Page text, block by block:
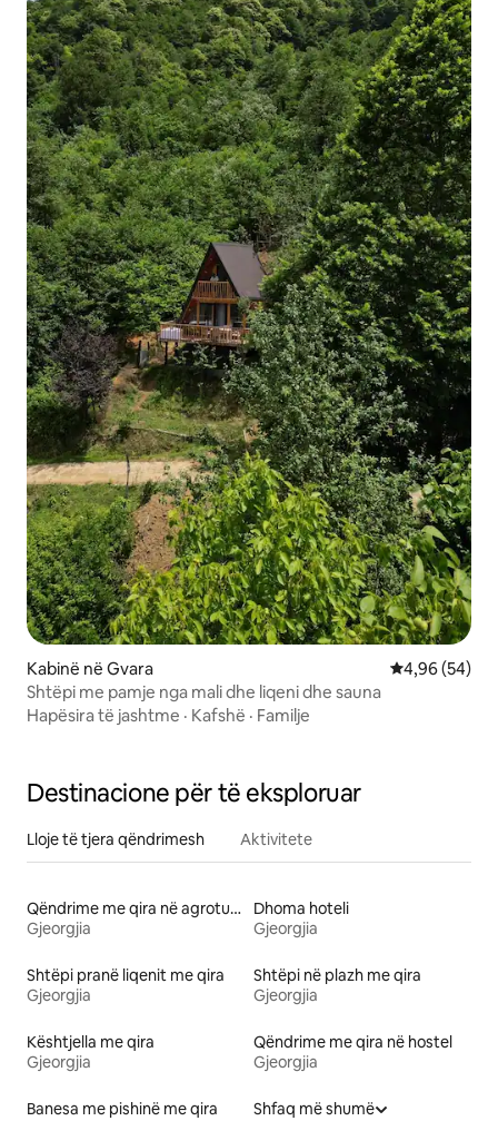
Kabinë në Gvara Vlerësimi
4,96 (54)
Shtëpi me pamje nga mali dhe liqeni dhe sauna
Hapësira të jashtme · Kafshë · Familje
Destinacione për të eksploruar
Lloje të tjera qëndrimesh Aktivitete
Qëndrime me qira në agroturizme
Gjeorgjia
Dhoma hoteli
Gjeorgjia
Shtëpi pranë liqenit me qira
Gjeorgjia
Shtëpi në plazh me qira
Gjeorgjia
Kështjella me qira
Gjeorgjia
Qëndrime me qira në hostel
Gjeorgjia
Banesa me pishinë me qira
Shfaq më shumë